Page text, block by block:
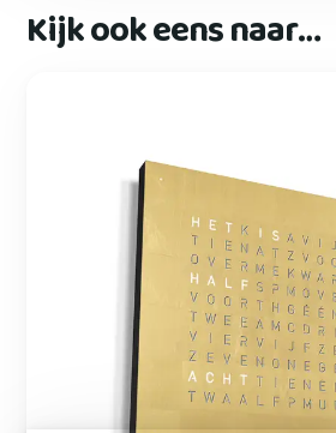
Kijk ook eens naar…